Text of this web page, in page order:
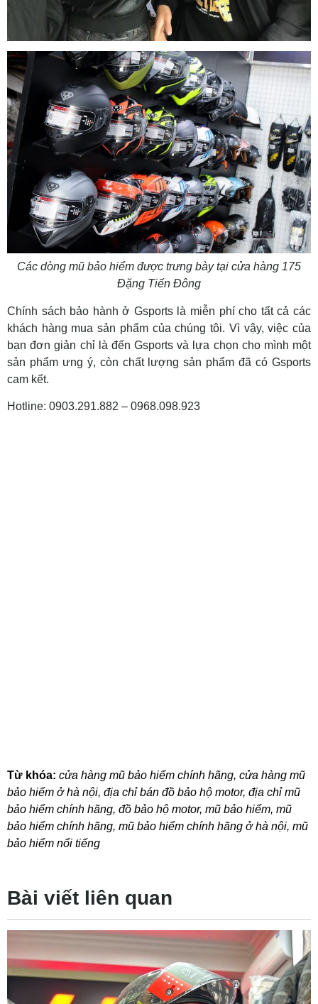
Các dòng mũ bảo hiểm được trưng bày tại cửa hàng 175
Đặng Tiến Đông
Chính sách bảo hành ở Gsports là miễn phí cho tất cả các
khách hàng mua sản phẩm của chúng tôi. Vì vậy, việc của
bạn đơn giản chỉ là đến Gsports và lựa chọn cho mình một
sản phẩm ưng ý, còn chất lượng sản phẩm đã có Gsports
cam kết.
Hotline: 0903.291.882 – 0968.098.923
Từ khóa: cửa hàng mũ bảo hiểm chính hãng, cửa hàng mũ
bảo hiểm ở hà nội, địa chỉ bán đồ bảo hộ motor, địa chỉ mũ
bảo hiểm chính hãng, đồ bảo hộ motor, mũ bảo hiểm, mũ
bảo hiểm chính hãng, mũ bảo hiểm chính hãng ở hà nội, mũ
bảo hiểm nổi tiếng
Bài viết liên quan